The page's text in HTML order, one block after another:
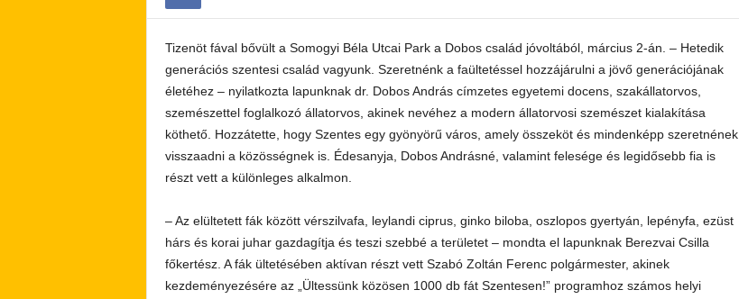
Tizenöt fával bővült a Somogyi Béla Utcai Park a Dobos család jóvoltából, március 2-án. – Hetedik
generációs szentesi család vagyunk. Szeretnénk a faültetéssel hozzájárulni a jövő generációjának
életéhez – nyilatkozta lapunknak dr. Dobos András címzetes egyetemi docens, szakállatorvos,
szemészettel foglalkozó állatorvos, akinek nevéhez a modern állatorvosi szemészet kialakítása
köthető. Hozzátette, hogy Szentes egy gyönyörű város, amely összeköt és mindenképp szeretnének
visszaadni a közösségnek is. Édesanyja, Dobos Andrásné, valamint felesége és legidősebb fia is
részt vett a különleges alkalmon.
– Az elültetett fák között vérszilvafa, leylandi ciprus, ginko biloba, oszlopos gyertyán, lepényfa, ezüst
hárs és korai juhar gazdagítja és teszi szebbé a területet – mondta el lapunknak Berezvai Csilla
főkertész. A fák ültetésében aktívan részt vett Szabó Zoltán Ferenc polgármester, akinek
kezdeményezésére az „Ültessünk közösen 1000 db fát Szentesen!” programhoz számos helyi